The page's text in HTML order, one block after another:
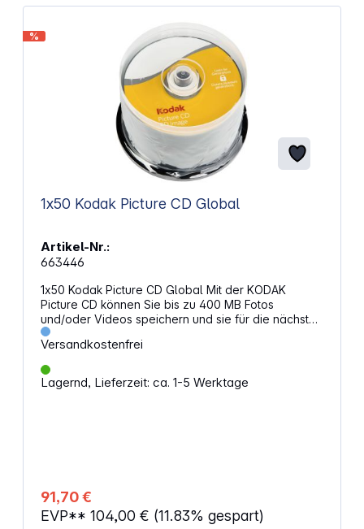
%
1x50 Kodak Picture CD Global
Artikel-Nr.:
663446
1x50 Kodak Picture CD Global Mit der KODAK
Picture CD können Sie bis zu 400 MB Fotos
und/oder Videos speichern und sie für die nächsten
Generationen sichern.
Versandkostenfrei
Lagernd, Lieferzeit: ca. 1-5 Werktage
91,70 €
EVP** 104,00 € (11.83% gespart)